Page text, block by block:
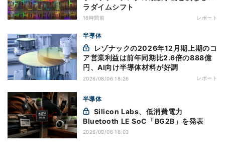
ラダイムシフト
16時間前 レポート
半導体
ア営業利益は前年同期比2.6倍の888億
円、AI向け半導体材料が好調
2026/08/06 18:26 レポート
半導体
Bluetooth LE SoC「BG2B」を発表
2026/08/06 16:03